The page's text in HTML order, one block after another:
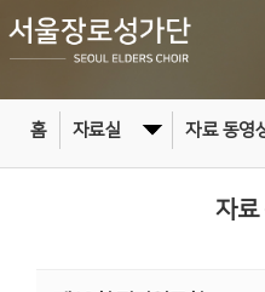
홈 자료실 자료 동영
자료